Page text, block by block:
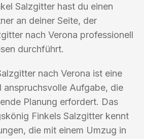
Salzgitter hast du einen
an deiner Seite, der
nach Verona professionell
durchführt.
nach Verona ist eine
anspruchsvolle Aufgabe, die
Planung erfordert. Das
Finkels Salzgitter kennt
die mit einem Umzug in